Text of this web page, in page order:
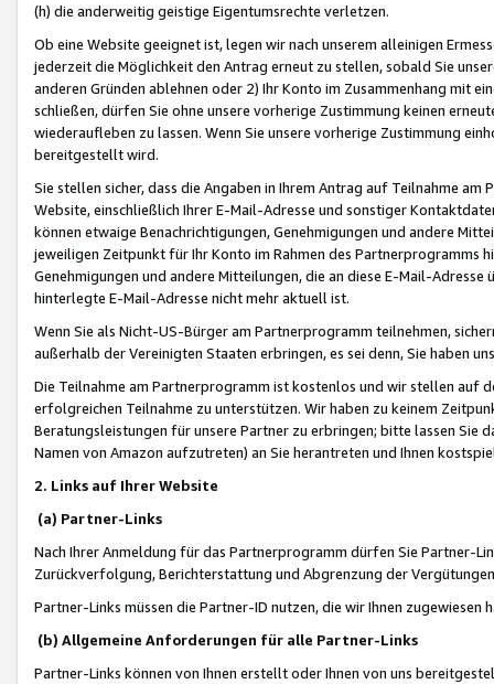
(h) die anderweitig geistige Eigentumsrechte verletzen.
Ob eine Website geeignet ist, legen wir nach unserem alleinigen
jederzeit die Möglichkeit den Antrag erneut zu stellen, sobald Sie
anderen Gründen ablehnen oder 2) Ihr Konto im Zusammenhang mit
schließen, dürfen Sie ohne unsere vorherige Zustimmung keinen
wiederaufleben zu lassen. Wenn Sie unsere vorherige Zustimmung
bereitgestellt wird.
Sie stellen sicher, dass die Angaben in Ihrem Antrag auf Teilnahme
Website, einschließlich Ihrer E-Mail-Adresse und sonstiger
können etwaige Benachrichtigungen, Genehmigungen und andere
jeweiligen Zeitpunkt für Ihr Konto im Rahmen des Partnerprogramms
Genehmigungen und andere Mitteilungen, die an diese E-Mail-
hinterlegte E-Mail-Adresse nicht mehr aktuell ist.
Wenn Sie als Nicht-US-Bürger am Partnerprogramm teilnehmen,
außerhalb der Vereinigten Staaten erbringen, es sei denn, Sie haben
Die Teilnahme am Partnerprogramm ist kostenlos und wir stellen auf
erfolgreichen Teilnahme zu unterstützen. Wir haben zu keinem
Beratungsleistungen für unsere Partner zu erbringen; bitte lassen Sie
Namen von Amazon aufzutreten) an Sie herantreten und Ihnen
2. Links auf Ihrer Website
(a) Partner-Links
Nach Ihrer Anmeldung für das Partnerprogramm dürfen Sie Partner-
Zurückverfolgung, Berichterstattung und Abgrenzung der
Partner-Links müssen die Partner-ID nutzen, die wir Ihnen zugewiesen
(b) Allgemeine Anforderungen für alle Partner-Links
Partner-Links können von Ihnen erstellt oder Ihnen von uns